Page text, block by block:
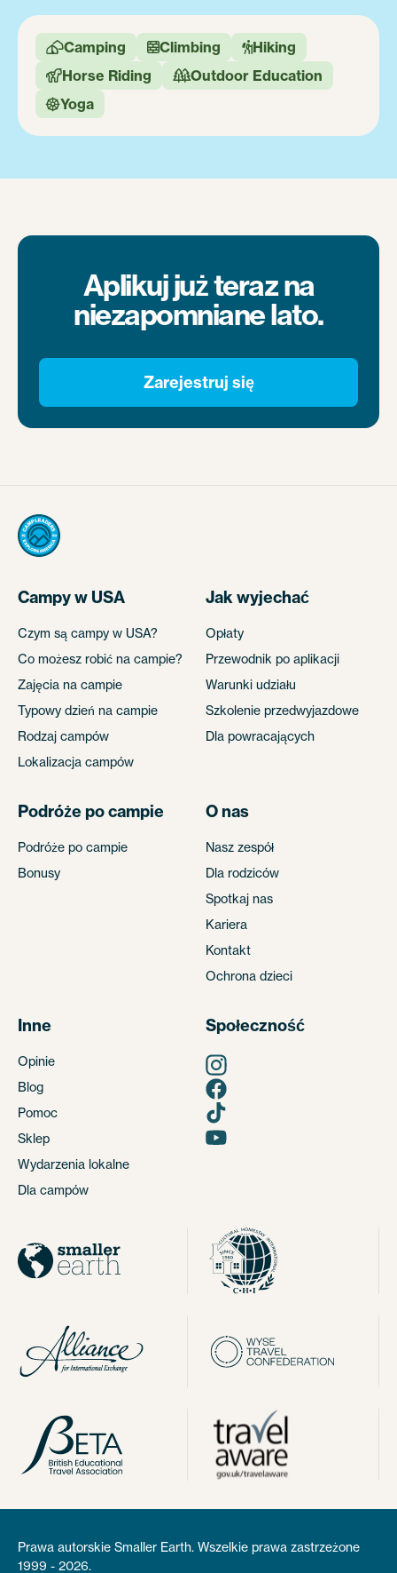
Camping Climbing Hiking
Horse Riding Outdoor Education
Yoga
Aplikuj już teraz na
niezapomniane lato.
Zarejestruj się
Campy w USA
Czym są campy w USA?
Co możesz robić na campie?
Zajęcia na campie
Typowy dzień na campie
Rodzaj campów
Lokalizacja campów
Jak wyjechać
Opłaty
Przewodnik po aplikacji
Warunki udziału
Szkolenie przedwyjazdowe
Dla powracających
Podróże po campie
Podróże po campie
Bonusy
O nas
Nasz zespół
Dla rodziców
Spotkaj nas
Kariera
Kontakt
Ochrona dzieci
Inne
Opinie
Blog
Pomoc
Sklep
Wydarzenia lokalne
Dla campów
Społeczność
Prawa autorskie Smaller Earth. Wszelkie prawa zastrzeżone
1999 - 2026.